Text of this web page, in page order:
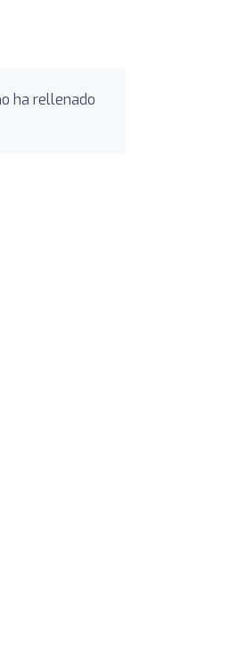
ha rellenado